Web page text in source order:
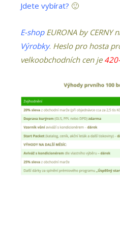
Jdete vybírat? 🙂
E-shop EURONA by
Výrobky. Heslo pro hosta
velkoobchodních cen je